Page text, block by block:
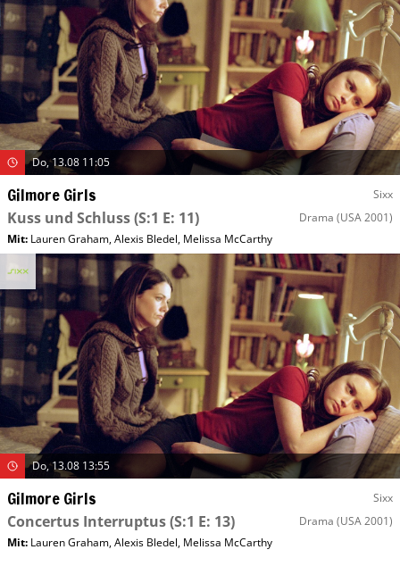
Do, 13.08 11:05
Gilmore Girls Sixx
Kuss und Schluss(S:1 E: 11) Drama (USA 2001)
Mit: Lauren Graham,Alexis Bledel, Melissa McCarthy
Do, 13.08 13:55
Gilmore Girls Sixx
Concertus Interruptus(S:1 E: 13) Drama (USA 2001)
Mit: Lauren Graham,Alexis Bledel, Melissa McCarthy